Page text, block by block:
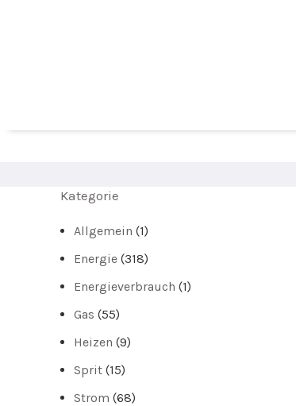
Kategorie
Allgemein (1)
Energie (318)
Energieverbrauch (1)
Gas (55)
Heizen (9)
Sprit (15)
Strom (68)